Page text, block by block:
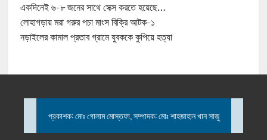
একদিনেই ৬-৮ জনের সাথে সেক্স করতে হয়েছে…
লোহাগড়ায় মরা গরুর পচা মাংস বিক্রি আটক-১
নড়াইলের কামাল প্রতাব গ্রামে যুবককে কুপিয়ে হত্যা
প্রকাশক: মোঃ গোলাম মোস্তফা, সম্পাদক: মোঃ শাহজাহান খান সাজু